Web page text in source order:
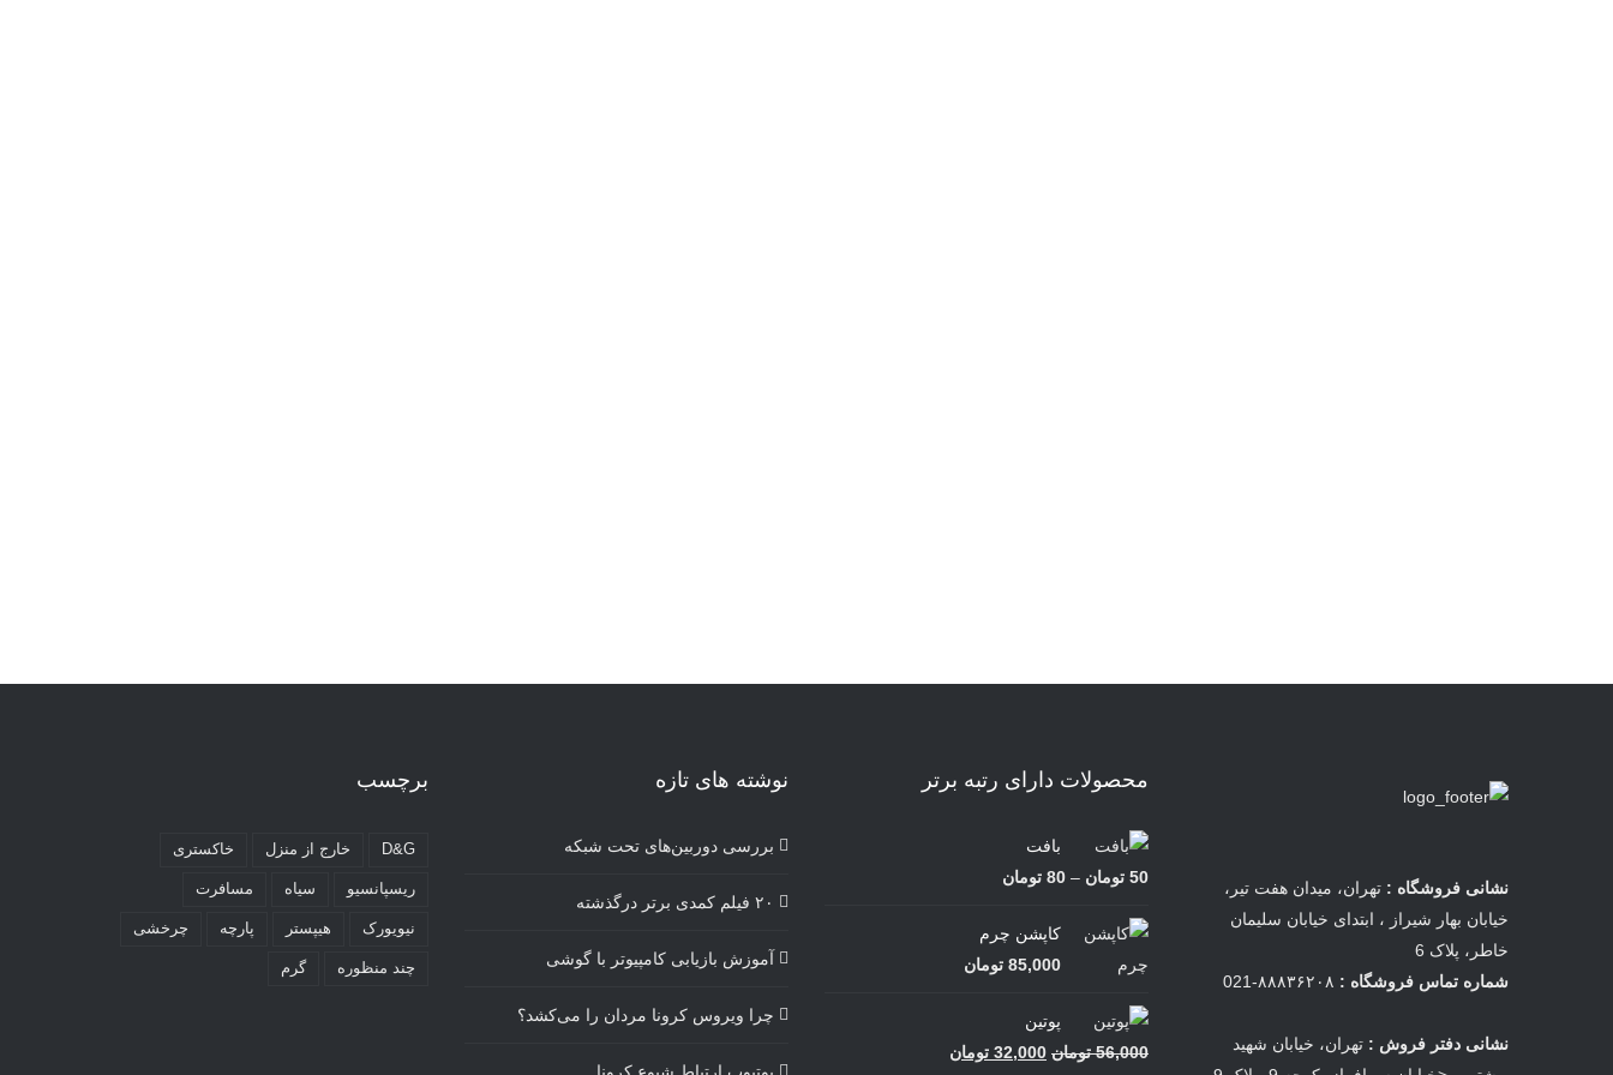
نشانی فروشگاه : تهران، میدان هفت تیر،
خیابان بهار شیراز ، ابتدای خیابان سلیمان
خاطر، پلاک 6
شماره تماس فروشگاه :
نشانی دفتر فروش : تهران، خیابان شهید
محصولات دارای رتبه برتر
بافت
50 تومان –
80 تومان
50 تومان
تا
کاپشن چرم
85,000 تومان
پوتین
56,000 تومان قیمت
32,000 تومان
نوشته های تازه
بررسی دوربین‌های تحت شبکه
۲۰ فیلم کمدی برتر درگذشته
آموزش بازیابی کامپیوتر با گوشی
چرا ویروس کرونا مردان را می‌کشد؟
برچسب
D&G خارج از منزل خاکستری
ریسپانسیو سیاه مسافرت
نیویورک هیپستر پارچه چرخشی
چند منظوره گرم